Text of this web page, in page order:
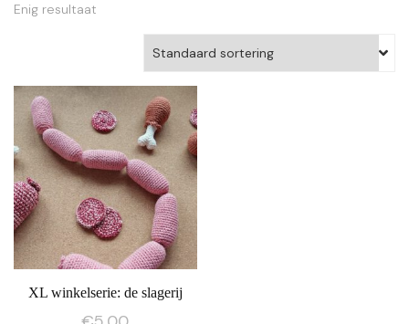
Enig resultaat
XL winkelserie: de slagerij